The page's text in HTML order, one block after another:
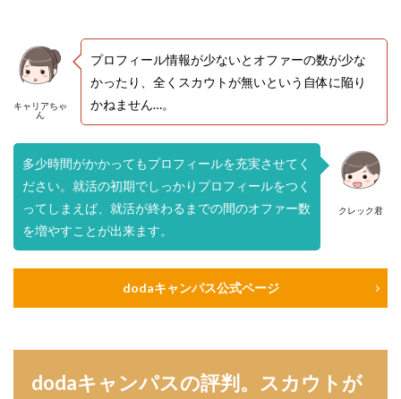
キャリアちゃ
ん
プロフィール情報が少ないとオファーの数が少な
かったり、全くスカウトが無いという自体に陥り
かねません…。
クレック君
多少時間がかかってもプロフィールを充実させてく
ださい。就活の初期でしっかりプロフィールをつく
ってしまえば、就活が終わるまでの間のオファー数
を増やすことが出来ます。
dodaキャンパス公式ページ
dodaキャンパスの評判。スカウトが